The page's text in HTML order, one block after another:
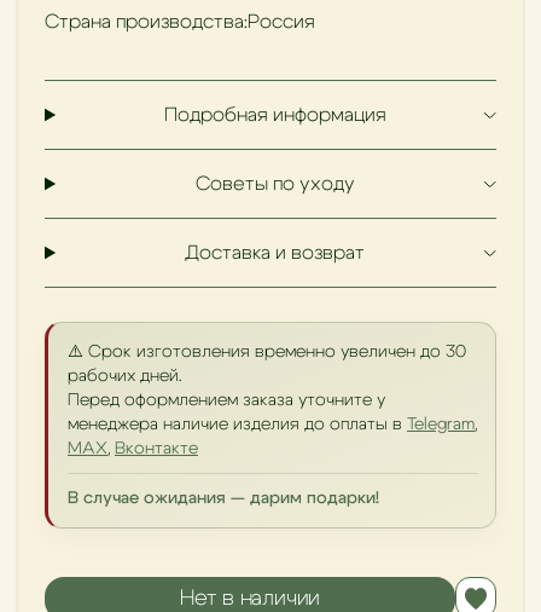
Страна производства:Россия
Подробная информация
Советы по уходу
Доставка и возврат
⚠️ Срок изготовления временно увеличен до 30
рабочих дней.
Перед оформлением заказа уточните у
менеджера наличие изделия до оплаты в
Telegram,
MAX, Вконтакте
В случае ожидания — дарим подарки!
Нет в наличии